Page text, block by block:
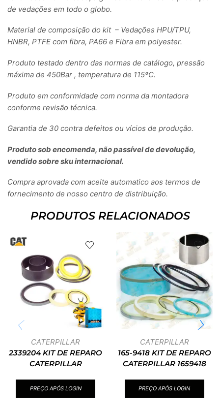
de vedações em todo o globo.
Material de composição do kit – Vedações HPU/TPU,
HNBR, PTFE com fibra, PA66 e Fibra em polyester.
Produto testado dentro das normas de catálogo, pressão
máxima de 450Bar , temperatura de 115ºC.
Produto em conformidade com norma da montadora
conforme revisão técnica.
Garantia de 30 contra defeitos ou vícios de produção.
Produto sob encomenda, não passível de devolução,
vendido sobre sku internacional.
Compra aprovada com aceite automatico aos termos de
fornecimento de nosso centro de distribuição.
PRODUTOS RELACIONADOS
CATERPILLAR
2339204 KIT DE REPARO
CATERPILLAR
PREÇO APÓS LOGIN
CATERPILLAR
165-9418 KIT DE REPARO
CATERPILLAR 1659418
PREÇO APÓS LOGIN